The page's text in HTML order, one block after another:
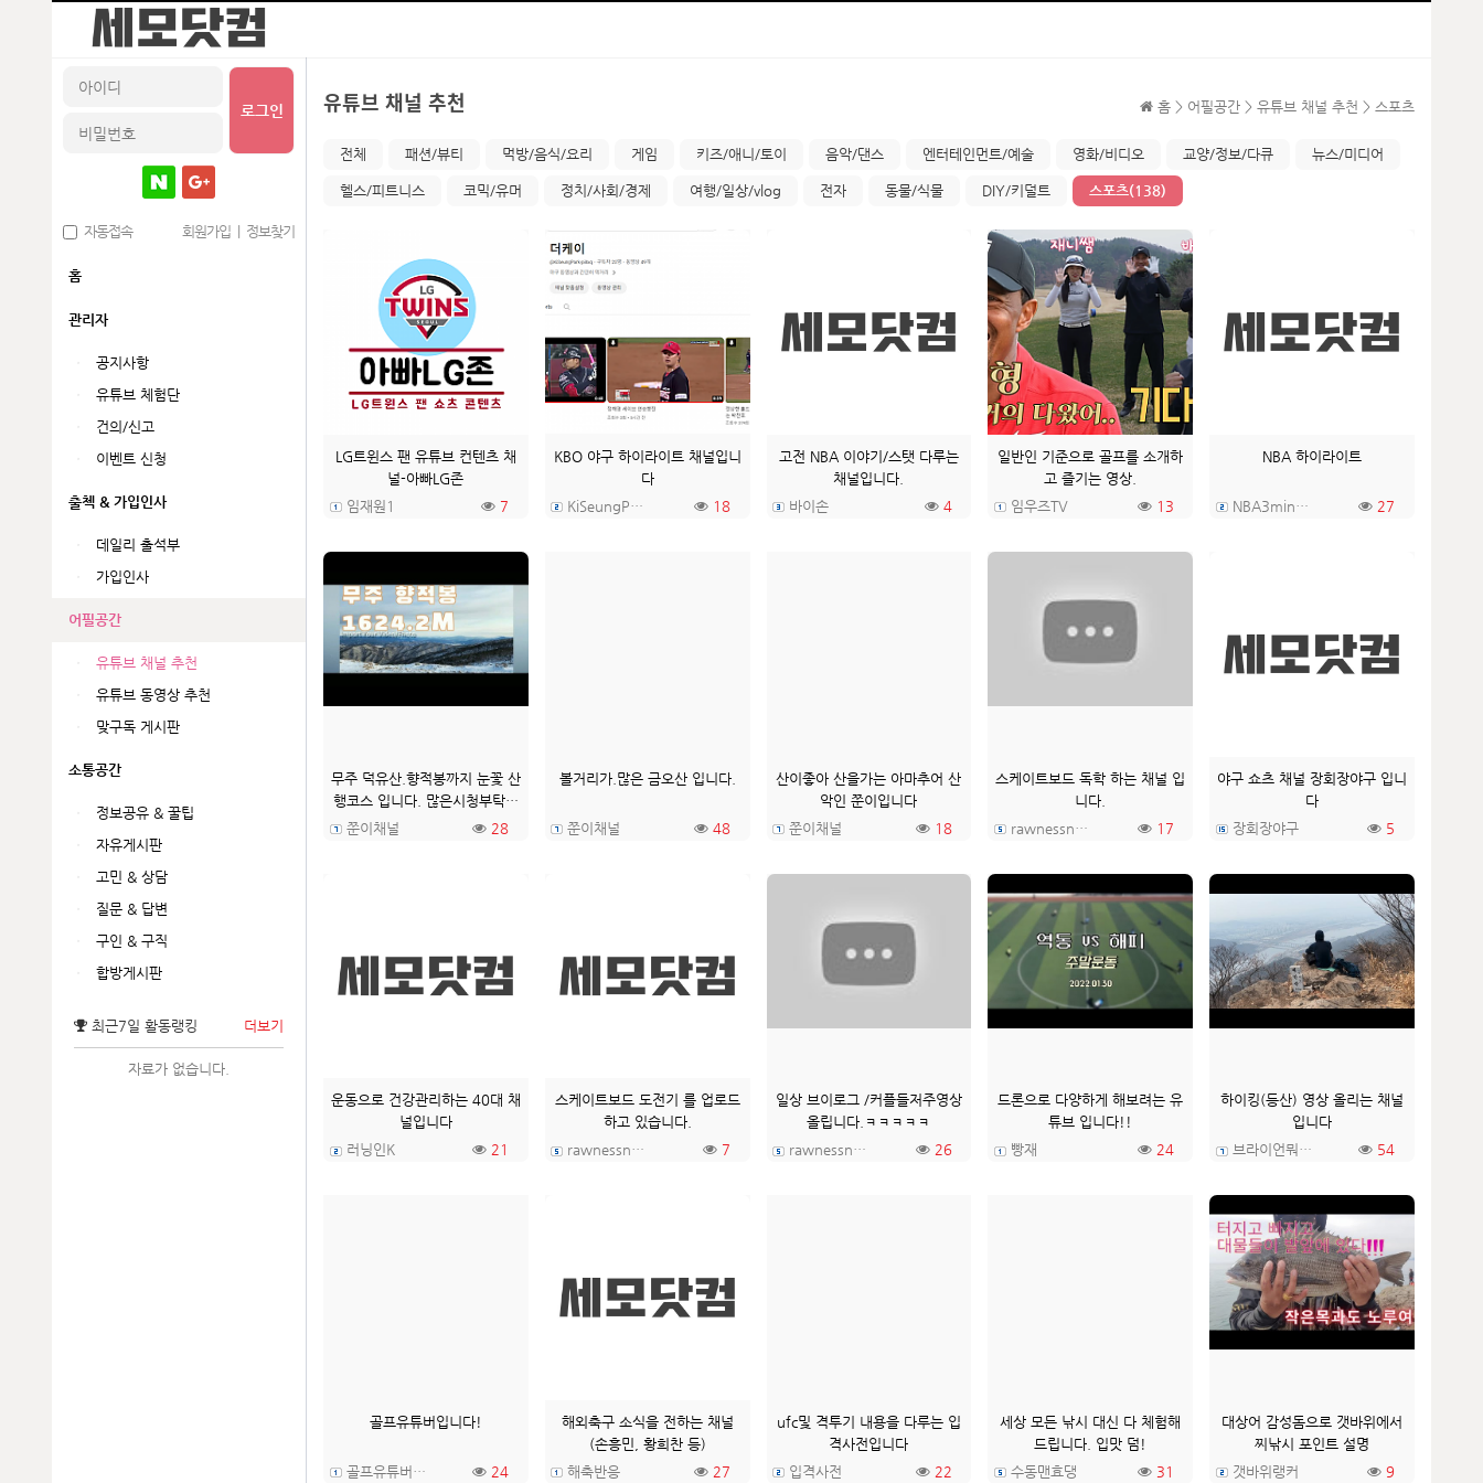
로그인
자동접속 회원가입 정보찾기
홈
관리자
공지사항
유튜브 체험단
건의/신고
이벤트 신청
출첵 & 가입인사
데일리 출석부
가입인사
어필공간
유튜브 채널 추천
유튜브 동영상 추천
맞구독 게시판
소통공간
정보공유 & 꿀팁
자유게시판
고민 & 상담
질문 & 답변
구인 & 구직
합방게시판
최근7일 활동랭킹 더보기
자료가 없습니다.
홈 > 어필공간 > 유튜브 채널 추천 > 스포츠
유튜브 채널 추천
전체 패션/뷰티 먹방/음식/요리 게임 키즈/애니/토이 음악/댄스 엔터테인먼트/예술 영화/비디오 교양/정보/다큐 뉴스/미디어
헬스/피트니스 코믹/유머 정치/사회/경제 여행/일상/vlog 전자 동물/식물 DIY/키덜트 스포츠(138)
LG트윈스 팬 유튜브 컨텐츠 채
널-아빠LG존
임재원1
7
KBO 야구 하이라이트 채널입니
다
KiSeungPark
18
고전 NBA 이야기/스탯 다루는
채널입니다.
바이손
4
일반인 기준으로 골프를 소개하
고 즐기는 영상.
임우즈TV
13
NBA 하이라이트
NBA3minute 27
무주 덕유산.향적봉까지 눈꽃 산
행코스 입니다. 많은시청부탁드
쭌이채널 28
볼거리가.많은 금오산 입니다.
쭌이채널 48
산이좋아 산을가는 아마추어 산
악인 쭌이입니다
쭌이채널
18
스케이트보드 독학 하는 채널 입
니다.
rawnessninjatv
17
야구 쇼츠 채널 장회장야구 입니
다
장회장야구
5
운동으로 건강관리하는 40대 채
널입니다
러닝인K
21
스케이트보드 도전기 를 업로드
하고 있습니다.
rawnessninjatv
7
일상 브이로그 /커플들저주영상
올립니다.ㅋㅋㅋㅋㅋ
rawnessninjatv
26
드론으로 다양하게 해보려는 유
튜브 입니다!!
빵재
24
하이킹(등산) 영상 올리는 채널
입니다
브라이언뭐하니
54
골프유튜버입니다!
골프유튜버고고씽 24
해외축구 소식을 전하는 채널
(손흥민, 황희찬 등)
해축반응
27
ufc및 격투기 내용을 다루는 입
격사전입니다
입격사전
22
세상 모든 낚시 대신 다 체험해
드립니다. 입맛 덤!
수동맨효댕
31
대상어 감성돔으로 갯바위에서
찌낚시 포인트 설명
갯바위랭커
9